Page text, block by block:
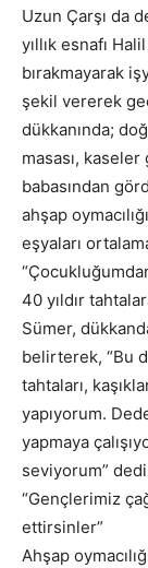
Uzun Çarşı da
yıllık esnafı
bırakmayarak
şekil vererek
dükkanında;
masası,
babasından
ahşap
eşyaları
40 yıldır
Sümer,
belirterek, “Bu
tahtaları,
yapıyorum.
yapmaya
seviyorum”
“Gençlerimiz
ettirsinler”
Ahşap